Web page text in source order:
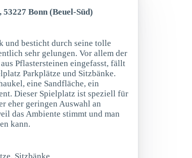
Bonn (Beuel-Süd)
und besticht durch seine tolle
sehr gelungen. Vor allem der
Pflastersteinen eingefasst, fällt
Parkplätze und Sitzbänke.
eine Sandfläche, ein
Dieser Spielplatz ist speziell für
eher geringen Auswahl an
das Ambiente stimmt und man
kann.